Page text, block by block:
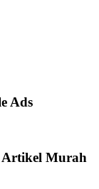
Ads
Artikel Murah